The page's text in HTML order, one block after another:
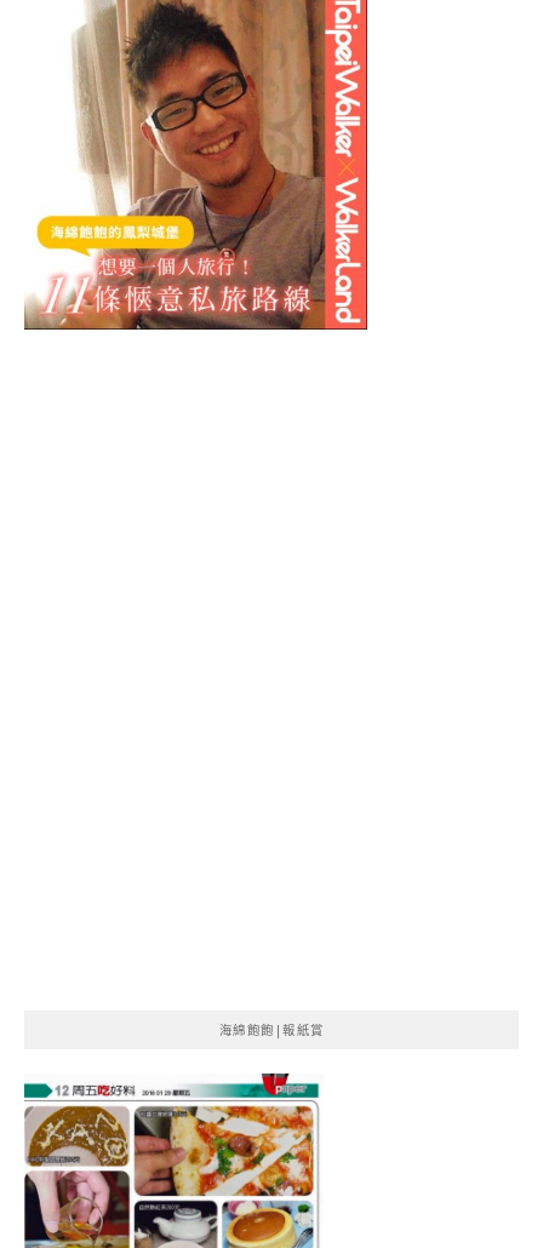
海綿飽飽|報紙賞